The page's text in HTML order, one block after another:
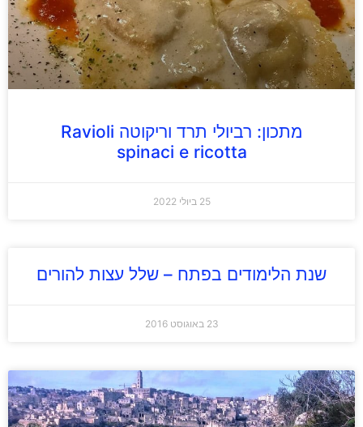
מתכון: רביולי תרד וריקוטה Ravioli
spinaci e ricotta
25 ביולי 2022
שנת הלימודים בפתח – שלל עצות להורים
23 באוגוסט 2016